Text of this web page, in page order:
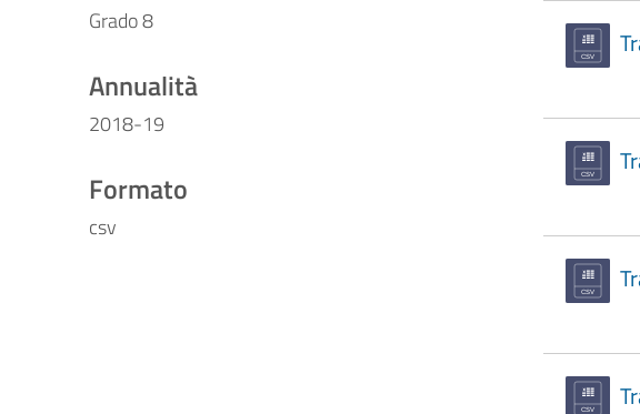
Grado 8
Annualità
2018-19
Formato
csv